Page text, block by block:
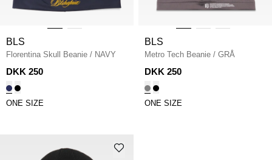
BLS
Florentina Skull Beanie / NAVY
DKK 250
ONE SIZE
BLS
Metro Tech Beanie / GRÅ
DKK 250
ONE SIZE